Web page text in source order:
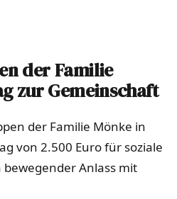
der Familie
zur Gemeinschaft
der Familie Mönke in
von 2.500 Euro für soziale
Anlass mit